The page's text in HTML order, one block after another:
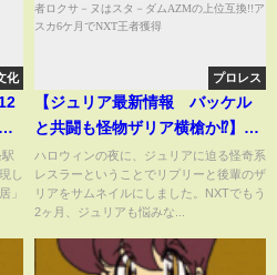
化
し
」
プロレス
【ジュリア最新情報 バッケル
と共闘も怪物ザリア横槍か⁉️】全
米ファン大絶賛も苦闘をマリー
ゴールド桜井に語ったジュリア‼️
NXT王者ロクサ－ヌはスタ－ダ
でNXT王者獲得
ハロウィンの夜に、ジュリアに迫る怪奇系
レスラーということでリプリーと後輩のザ
リアをサムネイルにしました。NXTでもう
2ヶ月、ジュリアも悩みな...